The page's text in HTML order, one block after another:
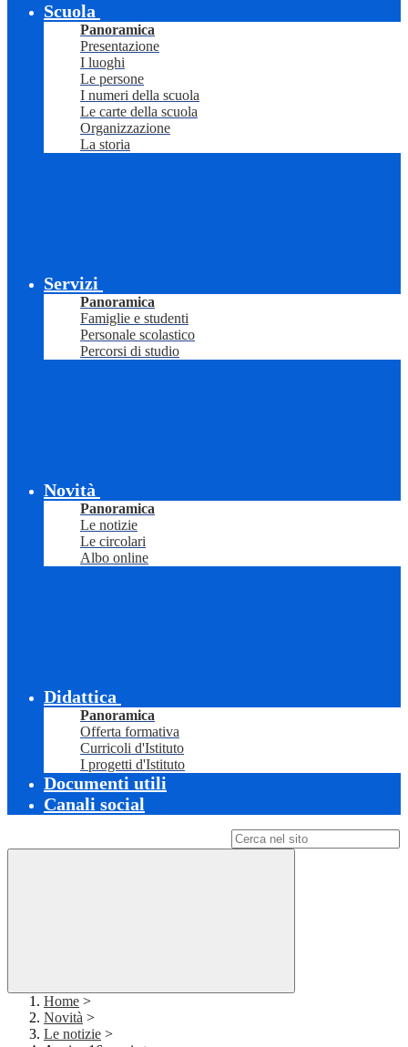
Scuola
Panoramica
Presentazione
I luoghi
Le persone
I numeri della scuola
Le carte della scuola
Organizzazione
La storia
Servizi
Panoramica
Famiglie e studenti
Personale scolastico
Percorsi di studio
Novità
Panoramica
Le notizie
Le circolari
Albo online
Didattica
Panoramica
Offerta formativa
Curricoli d'Istituto
I progetti d'Istituto
Documenti utili
Canali social
Home >
Novità >
Le notizie >